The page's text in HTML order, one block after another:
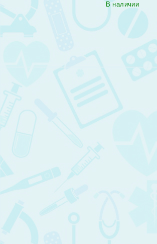
В наличии